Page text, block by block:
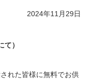
2024年11月29日
）
れた皆様に無料でお供